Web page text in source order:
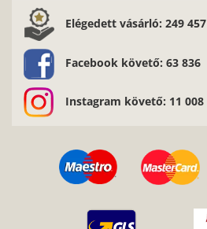
Elégedett vásárló: 249 457
Facebook követő: 63 836
Instagram követő: 11 008